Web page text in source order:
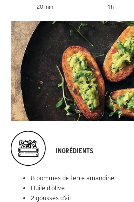
20 min
1 h
INGRÉDIENTS
8 pommes de terre amandine
Huile d’olive
2 gousses d’ail